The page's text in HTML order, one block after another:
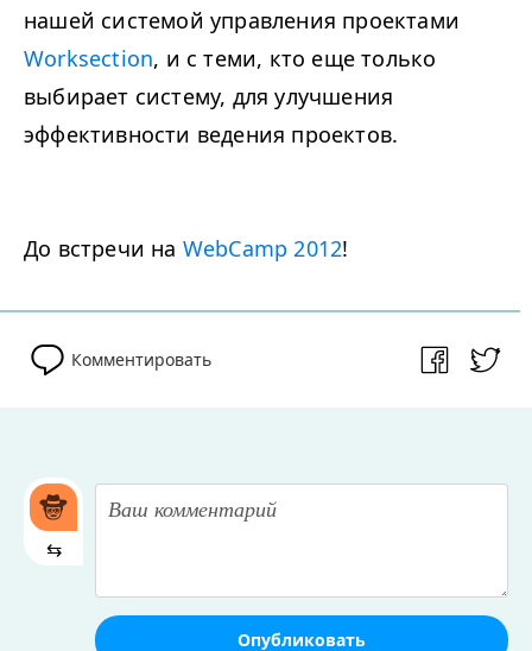
нашей системой управления проектами
Worksection, и с теми, кто еще только
выбирает систему, для улучшения
эффективности ведения проектов.
До встречи на WebCamp 2012!
Комментировать
⇆
Опубликовать